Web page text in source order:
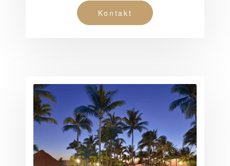
Kontakt